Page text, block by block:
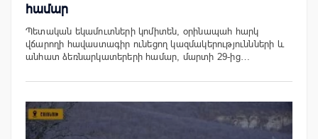
համար
Պետական եկամուտների կոմիտեն, օրինապահ հարկ
վճարողի հավաստագիր ունեցող կազմակերություննների և
անհատ ձեռնարկատերերի համար, մարտի 29-ից…